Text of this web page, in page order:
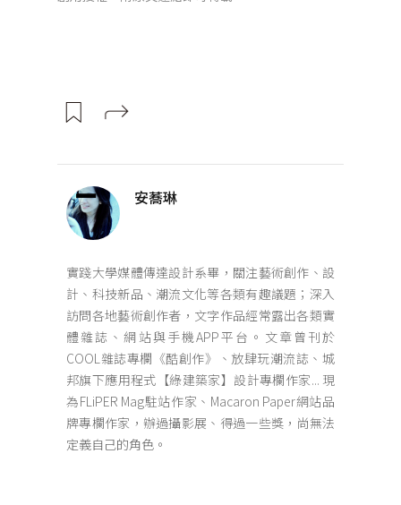
安蕎琳
實踐大學媒體傳達設計系畢，關注藝術創作、設
計、科技新品、潮流文化等各類有趣議題；深入
訪問各地藝術創作者，文字作品經常露出各類實
體雜誌、網站與手機APP平台。文章曾刊於
COOL雜誌專欄《酷創作》、放肆玩潮流誌、城
邦旗下應用程式【綠建築家】設計專欄作家... 現
為FLiPER Mag駐站作家、Macaron Paper網站品
牌專欄作家，辦過攝影展、得過一些獎，尚無法
定義自己的角色。